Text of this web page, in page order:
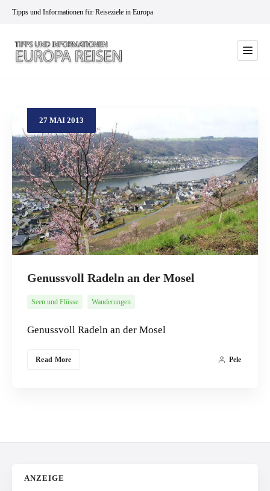
Tipps und Informationen für Reiseziele in Europa
27 MAI 2013
Genussvoll Radeln an der Mosel
Seen und Flüsse Wanderungen
Genussvoll Radeln an der Mosel
Read More Pele
ANZEIGE